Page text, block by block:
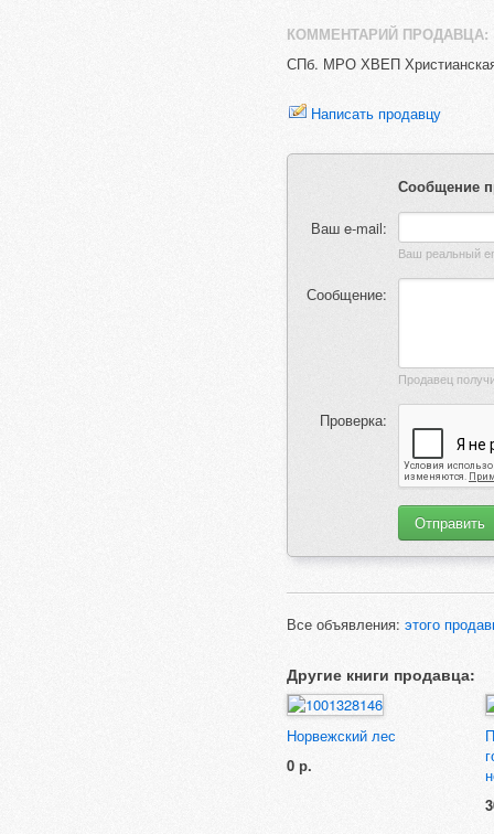
КОММЕНТАРИЙ ПРОДАВЦА:
СПб. МРО ХВЕП
Написать продавцу
Сообщение
Ваш e-mail:
Сообщение:
Проверка:
Все объявления: этого
Другие книги продавца:
Норвежский лес
0 р.